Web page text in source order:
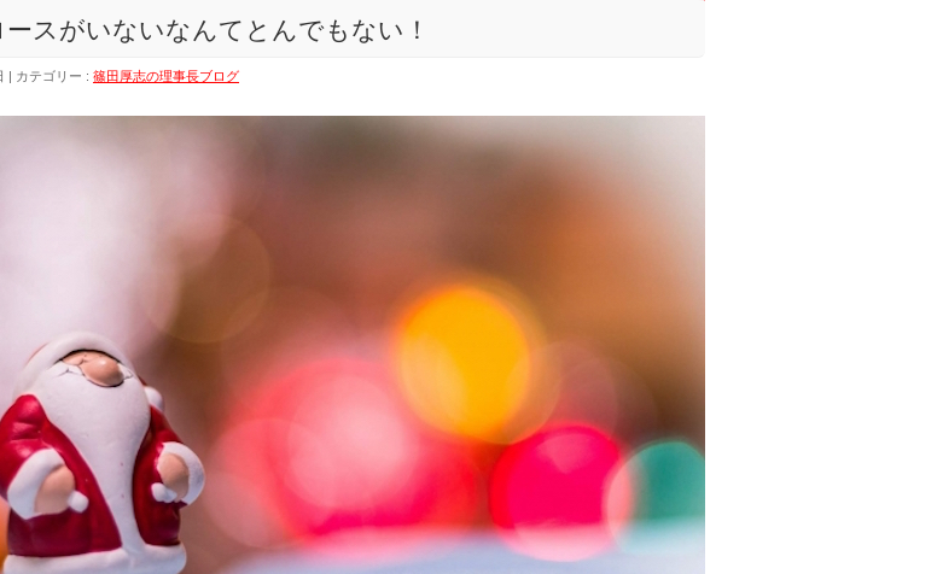
スがいないなんてとんでもない！
カテゴリー : 篠田厚志の理事長ブログ